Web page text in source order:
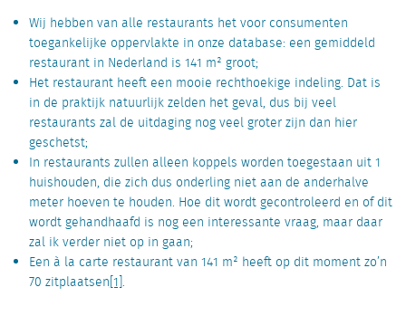
Wij hebben van alle restaurants het voor consumenten
toegankelijke oppervlakte in onze database: een gemiddeld
restaurant in Nederland is 141 m² groot;
Het restaurant heeft een mooie rechthoekige indeling. Dat is
in de praktijk natuurlijk zelden het geval, dus bij veel
restaurants zal de uitdaging nog veel groter zijn dan hier
geschetst;
In restaurants zullen alleen koppels worden toegestaan uit 1
huishouden, die zich dus onderling niet aan de anderhalve
meter hoeven te houden. Hoe dit wordt gecontroleerd en of dit
wordt gehandhaafd is nog een interessante vraag, maar daar
zal ik verder niet op in gaan;
Een à la carte restaurant van 141 m² heeft op dit moment zo’n
70 zitplaatsen[1].